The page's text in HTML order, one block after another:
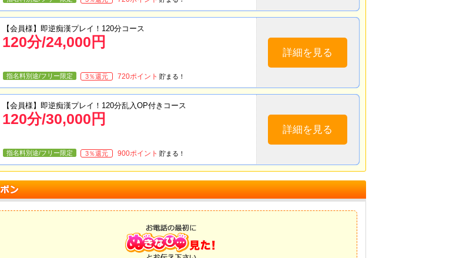
詳細を見る
【会員様】即逆痴漢プレイ！120分コース
120分/24,000 円
指名料別途/フリー限定 3％還元 720ポイント 貯まる！
詳細を見る
【会員様】即逆痴漢プレイ！120分乱入OP付きコース
120分/30,000 円
指名料別途/フリー限定 3％還元 900ポイント 貯まる！